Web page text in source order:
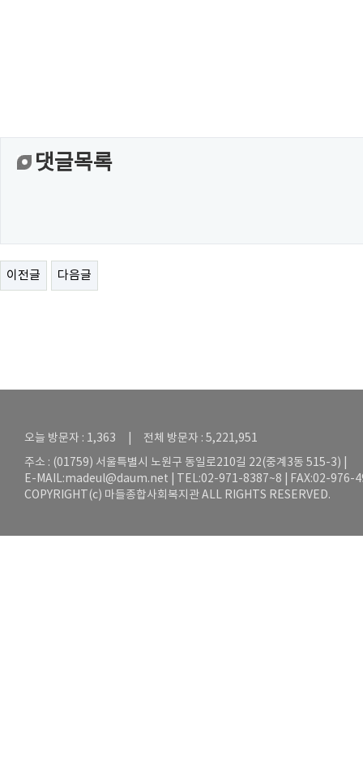
댓글목록
이전글 다음글
오늘 방문자 : 1,363 | 전체 방문자 : 5,221,951
주소 : (01759) 서울특별시 노원구 동일로210길 22(중계3동 515-3) |
E-MAIL:madeul@daum.net | TEL:02-971-8387~8 | FAX:02-976-
COPYRIGHT(c) 마들종합사회복지관 ALL RIGHTS RESERVED.